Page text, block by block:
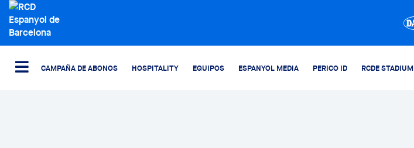
CAMPAÑA DE ABONOS HOSPITALITY EQUIPOS ESPANYOL MEDIA PERICO ID RCDE STADIUM